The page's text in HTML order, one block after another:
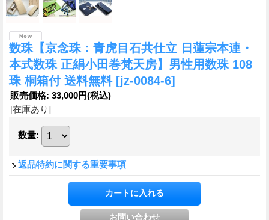
数珠【京念珠：青虎目石共仕立 日蓮宗本連・
本式数珠 正絹小田巻梵天房】男性用数珠 108
珠 桐箱付 送料無料 [jz-0084-6]
販売価格: 33,000円(税込)
[在庫あり]
数量:
返品特約に関する重要事項